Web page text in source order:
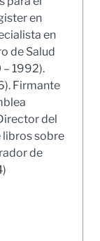
en
en
de Salud
1992).
Firmante
del
libros sobre
de